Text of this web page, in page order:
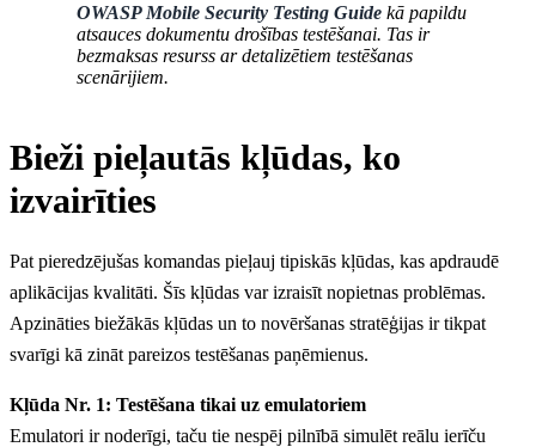
OWASP Mobile Security Testing Guide kā papildu
atsauces dokumentu drošības testēšanai. Tas ir
bezmaksas resurss ar detalizētiem testēšanas
scenārijiem.
Bieži pieļautās kļūdas, ko
izvairīties
Pat pieredzējušas komandas pieļauj tipiskās kļūdas, kas apdraudē
aplikācijas kvalitāti. Šīs kļūdas var izraisīt nopietnas problēmas.
Apzināties biežākās kļūdas un to novēršanas stratēģijas ir tikpat
svarīgi kā zināt pareizos testēšanas paņēmienus.
Kļūda Nr. 1: Testēšana tikai uz emulatoriem
Emulatori ir noderīgi, taču tie nespēj pilnībā simulēt reālu ierīču